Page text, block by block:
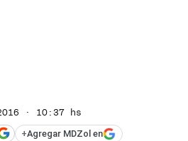
· 10:37 hs
+Agregar MDZol en